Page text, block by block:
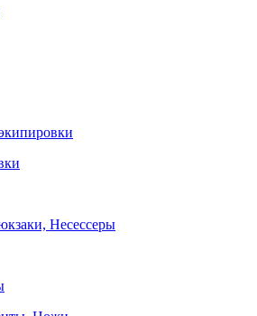
Несессеры